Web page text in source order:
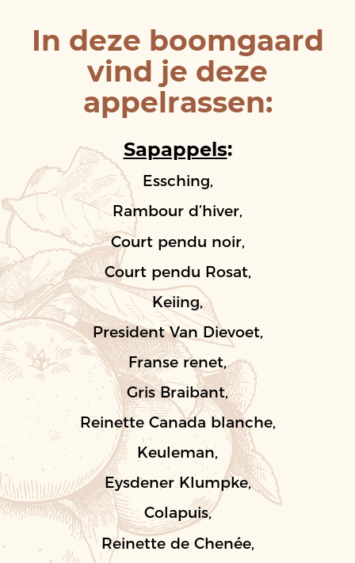
Sapappels:
Essching,
Rambour d’hiver,
Court pendu noir,
Court pendu Rosat,
Keiing,
President Van Dievoet,
Franse renet,
Gris Braibant,
Reinette Canada blanche,
Keuleman,
Eysdener Klumpke,
Colapuis,
Reinette de Chenée,
In deze boomgaard
vind je deze
appelrassen: